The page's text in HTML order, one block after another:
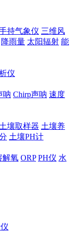
持气象仪 三维风
降雨量 太阳辐射 能
仪
呐 Chirp声呐 速度
土壤取样器 土壤养
土壤PH计
解氧 ORP PH仪 水